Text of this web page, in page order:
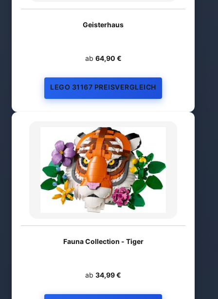
Geisterhaus
ab 64,90 €
LEGO 31167 PREISVERGLEICH
Fauna Collection - Tiger
ab 34,99 €